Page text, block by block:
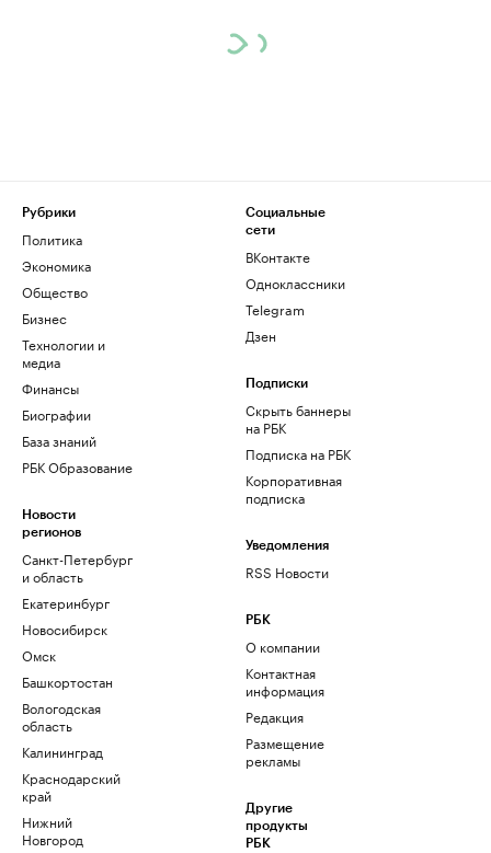
Рубрики
Политика
Экономика
Общество
Бизнес
Технологии и
медиа
Финансы
Биографии
База знаний
РБК Образование
Новости
регионов
Санкт-Петербург
и область
Екатеринбург
Новосибирск
Омск
Башкортостан
Вологодская
область
Калининград
Краснодарский
край
Нижний
Новгород
Социальные
сети
ВКонтакте
Одноклассники
Telegram
Дзен
Подписки
Скрыть баннеры
на РБК
Подписка на РБК
Корпоративная
подписка
Уведомления
RSS Новости
РБК
О компании
Контактная
информация
Редакция
Размещение
рекламы
Другие
продукты
РБК